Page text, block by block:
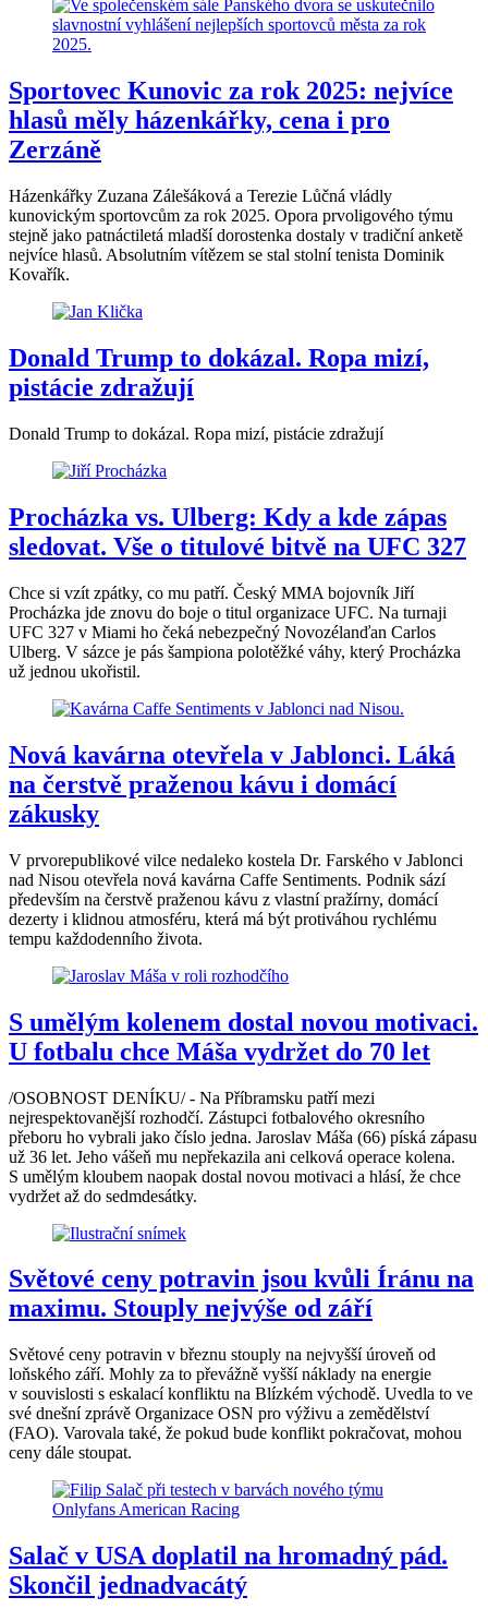
Sportovec Kunovic za rok 2025: nejvíce
hlasů měly házenkářky, cena i pro
Zerzáně
Házenkářky Zuzana Zálešáková a Terezie Lůčná vládly
kunovickým sportovcům za rok 2025. Opora prvoligového týmu
stejně jako patnáctiletá mladší dorostenka dostaly v tradiční anketě
nejvíce hlasů. Absolutním vítězem se stal stolní tenista Dominik
Kovařík.
Donald Trump to dokázal. Ropa mizí,
pistácie zdražují
Donald Trump to dokázal. Ropa mizí, pistácie zdražují
Procházka vs. Ulberg: Kdy a kde zápas
sledovat. Vše o titulové bitvě na UFC 327
Chce si vzít zpátky, co mu patří. Český MMA bojovník Jiří
Procházka jde znovu do boje o titul organizace UFC. Na turnaji
UFC 327 v Miami ho čeká nebezpečný Novozélanďan Carlos
Ulberg. V sázce je pás šampiona polotěžké váhy, který Procházka
už jednou ukořistil.
Nová kavárna otevřela v Jablonci. Láká
na čerstvě praženou kávu i domácí
zákusky
V prvorepublikové vilce nedaleko kostela Dr. Farského v Jablonci
nad Nisou otevřela nová kavárna Caffe Sentiments. Podnik sází
především na čerstvě praženou kávu z vlastní pražírny, domácí
dezerty i klidnou atmosféru, která má být protiváhou rychlému
tempu každodenního života.
S umělým kolenem dostal novou motivaci.
U fotbalu chce Máša vydržet do 70 let
/OSOBNOST DENÍKU/ - Na Příbramsku patří mezi
nejrespektovanější rozhodčí. Zástupci fotbalového okresního
přeboru ho vybrali jako číslo jedna. Jaroslav Máša (66) píská zápasu
už 36 let. Jeho vášeň mu nepřekazila ani celková operace kolena.
S umělým kloubem naopak dostal novou motivaci a hlásí, že chce
vydržet až do sedmdesátky.
Světové ceny potravin jsou kvůli Íránu na
maximu. Stouply nejvýše od září
Světové ceny potravin v březnu stouply na nejvyšší úroveň od
loňského září. Mohly za to převážně vyšší náklady na energie
v souvislosti s eskalací konfliktu na Blízkém východě. Uvedla to ve
své dnešní zprávě Organizace OSN pro výživu a zemědělství
(FAO). Varovala také, že pokud bude konflikt pokračovat, mohou
ceny dále stoupat.
Salač v USA doplatil na hromadný pád.
Skončil jednadvacátý